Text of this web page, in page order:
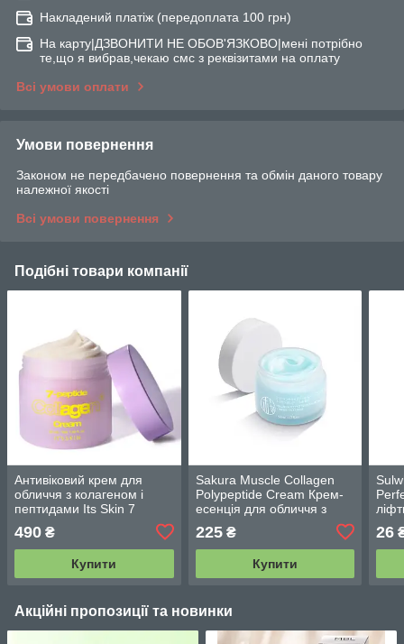
Накладений платіж (передоплата 100 грн)
На карту|ДЗВОНИТИ НЕ ОБОВ'ЯЗКОВО|мені потрібно
те,що я вибрав,чекаю смс з реквізитами на оплату
Всі умови оплати
Умови повернення
Законом не передбачено повернення та обмін даного товару
належної якості
Всі умови повернення
Подібні товари компанії
Антивіковий крем для
обличчя з колагеном і
пептидами Its Skin 7
Peptide Collagen Cream 50
мл
490 ₴
Купити
Sakura Muscle Collagen
Polypeptide Cream Крем-
есенція для обличчя з
поліпептидами 50 ml
225₴
Купити
ml
26
Акційні пропозиції та новинки